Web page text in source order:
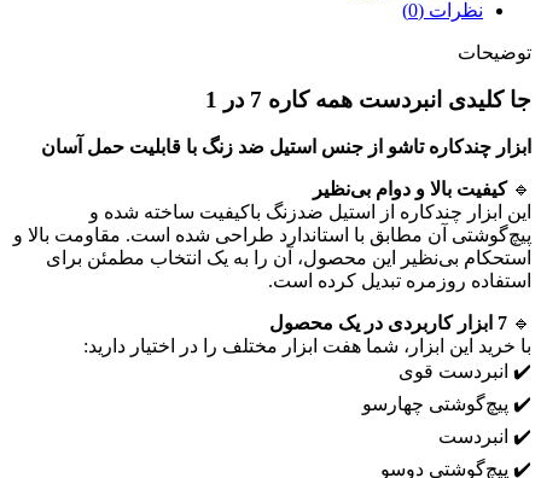
نظرات (0)
توضیحات
جا کلیدی انبردست همه کاره 7 در 1
ابزار چندکاره تاشو از جنس استیل ضد زنگ با قابلیت حمل آسان
🔹کیفیت بالا و دوام بی‌نظیر
این ابزار چندکاره از استیل ضدزنگ باکیفیت ساخته شده و
پیچ‌گوشتی آن مطابق با استاندارد طراحی شده است. مقاومت بالا و
استحکام بی‌نظیر این محصول، آن را به یک انتخاب مطمئن برای
استفاده روزمره تبدیل کرده است.
🔹 7 ابزار کاربردی در یک محصول
با خرید این ابزار، شما هفت ابزار مختلف را در اختیار دارید:
✔️ انبردست قوی
✔️ پیچ‌گوشتی چهارسو
✔️ انبردست
✔️ پیچ‌گوشتی دوسو